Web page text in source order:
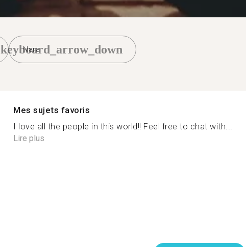
Nara
keyboard_arrow_down
Mes sujets favoris
I love all the people in this world!! Feel free to chat with...
Lire plus